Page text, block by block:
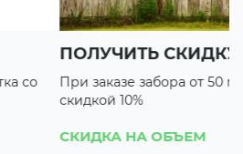
НА ОБЩИЙ ОБЪЕМ
метров ворота и калитки со